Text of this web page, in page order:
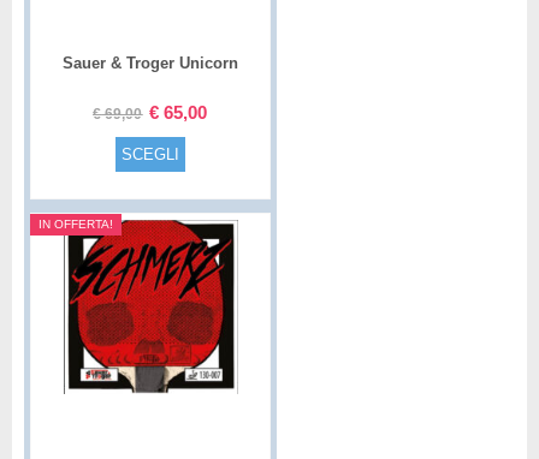
Sauer & Troger Unicorn
€69,00 € 65,00
SCEGLI
IN OFFERTA!